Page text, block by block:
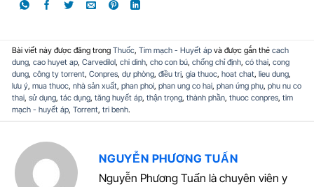
Bài viết này được đăng trong Thuốc, Tim mạch - Huyết ápvà được gắn thẻ cach
dung, cao huyet ap, Carvedilol, chi dinh, cho con bú, chống chỉ định, có thai, cong
dung, công ty torrent, Conpres, dự phòng, điều trị, gia thuoc, hoat chat, lieu dung,
lưu ý, mua thuoc, nhà sản xuất, phan phoi, phan ung co hai, phan ứng phụ, phu nu co
thai, sử dụng, tác dụng, tăng huyết áp, thận trọng, thành phần, thuoc conpres, tim
mạch - huyết áp, Torrent, tri benh.
NGUYỄN PHƯƠNG TUẤN
Nguyễn Phương Tuấn là chuyên viên y